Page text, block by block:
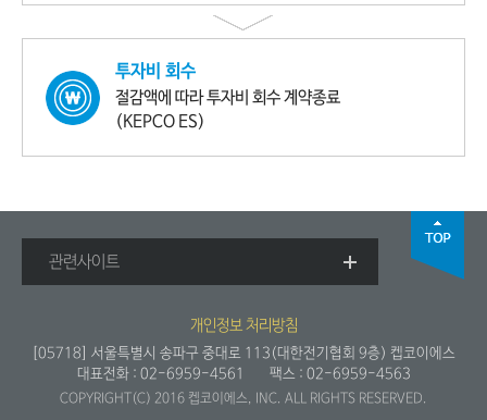
투자비 회수
절감액에 따라투자비 회수 계약종료
(KEPCO ES)
개인정보 처리방침
[05718] 서울특별시 송파구 중대로 113(대한전기협회 9층) 켑코이에스
대표전화 : 02-6959-4561 팩스 : 02-6959-4563
COPYRIGHT(C) 2016 켑코이에스, INC. ALL RIGHTS RESERVED.
관련사이트